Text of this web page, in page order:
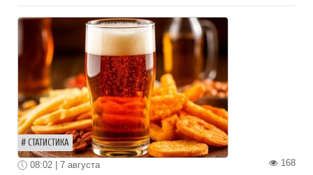
СТАТИСТИКА
168
08:02 | 7 августа